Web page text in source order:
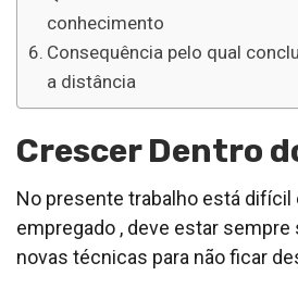
conhecimento
Consequência pelo qual
a distância
Crescer Dentro
No presente trabalho está difícil
empregado , deve estar sempre
novas técnicas para não ficar